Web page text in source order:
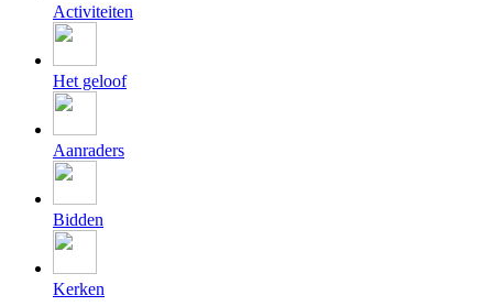
Activiteiten
Het geloof
Aanraders
Bidden
Kerken